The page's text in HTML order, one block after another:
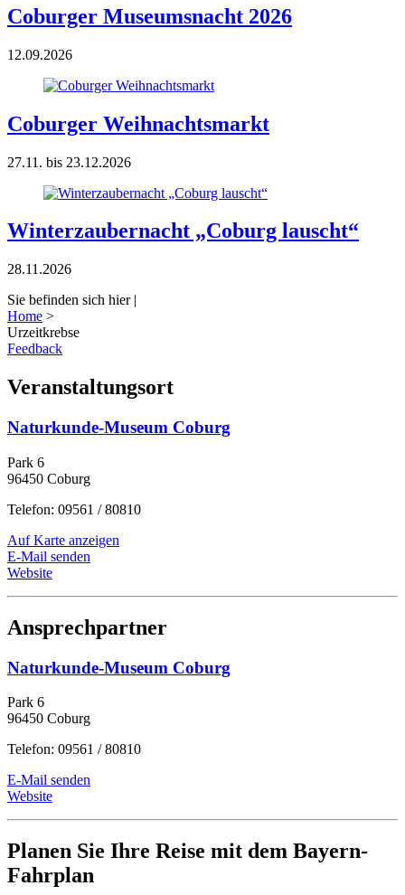
Coburger Museumsnacht 2026
12.09.2026
Coburger Weihnachtsmarkt
27.11. bis 23.12.2026
Winterzaubernacht „Coburg lauscht“
28.11.2026
Sie befinden sich hier |
Home >
Urzeitkrebse
Feedback
Veranstaltungsort
Naturkunde-Museum Coburg
Park 6
96450 Coburg
Telefon: 09561 / 80810
Auf Karte anzeigen
E-Mail senden
Website
Ansprechpartner
Naturkunde-Museum Coburg
Park 6
96450 Coburg
Telefon: 09561 / 80810
E-Mail senden
Website
Planen Sie Ihre Reise mit dem Bayern-
Fahrplan